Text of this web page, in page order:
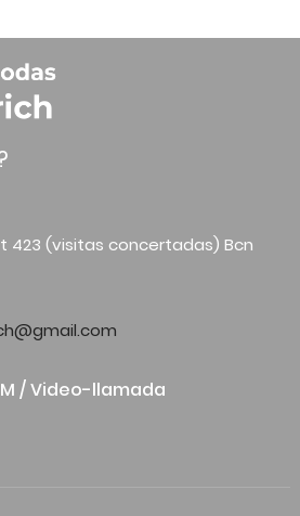
423 (visitas concertadas) Bcn
/ Video-llamada